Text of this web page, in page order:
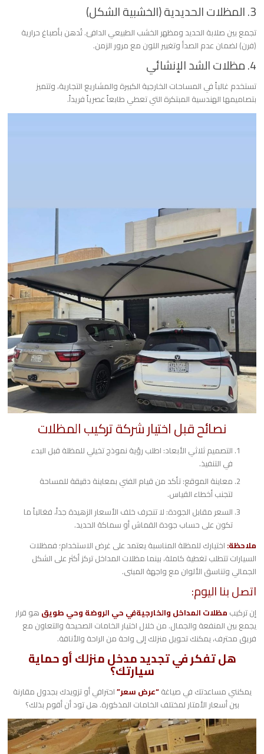
​3. المظلات الحديدية (الخشبية الشكل)
​تجمع بين صلابة الحديد ومظهر الخشب الطبيعي الدافئ. تُدهن بأصباغ حرارية
(فرن) لضمان عدم الصدأ وتغيير اللون مع مرور الزمن.
​4. مظلات الشد الإنشائي
​تستخدم غالباً في المساحات الخارجية الكبيرة والمشاريع التجارية، وتتميز
بتصاميمها الهندسية المبتكرة التي تعطي طابعاً عصرياً فريداً.
نصائح قبل اختيار شركة تركيب المظلات
​التصميم ثلاثي الأبعاد: اطلب رؤية نموذج تخيلي للمظلة قبل البدء
في التنفيذ.
​معاينة الموقع: تأكد من قيام الفني بمعاينة دقيقة للمساحة
لتجنب أخطاء القياس.
​السعر مقابل الجودة: لا تنجرف خلف الأسعار الزهيدة جداً، فغالباً ما
تكون على حساب جودة القماش أو سماكة الحديد.
​ملاحظة: اختيارك للمظلة المناسبة يعتمد على غرض الاستخدام؛ فمظلات
السيارات تتطلب تغطية كاملة، بينما مظلات المداخل تركز أكثر على الشكل
الجمالي وتناسق الألوان مع واجهة المبنى.
​اتصل بنا اليوم:
​إن تركيب مظلات المداخل والخارجيةفي حي الروضة وحي طويق هو قرار
يجمع بين المنفعة والجمال. من خلال اختيار الخامات الصحيحة والتعاون مع
فريق محترف، يمكنك تحويل منزلك إلى واحة من الراحة والأناقة.
​هل تفكر في تجديد مدخل منزلك أو حماية
سيارتك؟
يمكنني مساعدتك في صياغة“عرض سعر”احترافي أو تزويدك بجدول مقارنة
بين أسعار الأمتار لمختلف الخامات المذكورة. هل تود أن أقوم بذلك؟